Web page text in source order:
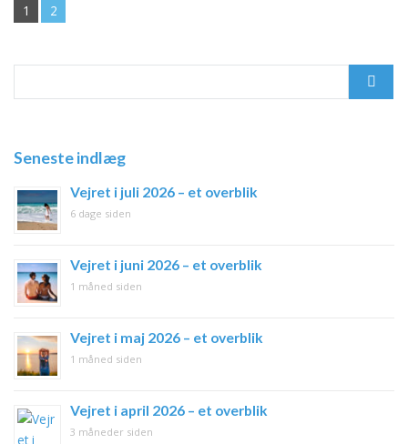
1 2
Seneste indlæg
Vejret i juli 2026 – et overblik
6 dage siden
Vejret i juni 2026 – et overblik
1 måned siden
Vejret i maj 2026 – et overblik
1 måned siden
Vejret i april 2026 – et overblik
3 måneder siden